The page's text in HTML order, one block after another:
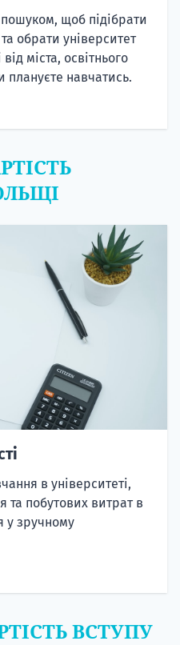
щоб підібрати
та обрати університет
міста, освітнього
плануєте навчатись.
в університеті,
побутових витрат в
у зручному
ВСТУПУ